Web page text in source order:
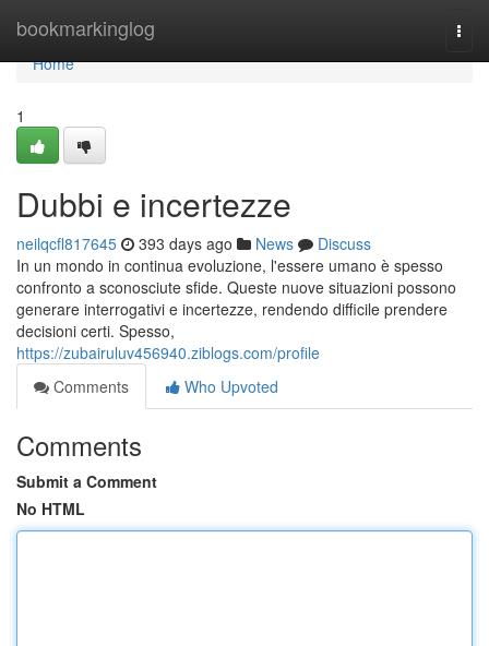
bookmarkinglog
Home
Home
1
Dubbi e incertezze
neilqcfl817645 393 days ago News
Discuss
In un mondo in continua evoluzione, l'essere umano è spesso
confronto a sconosciute sfide. Queste nuove situazioni possono
generare interrogativi e incertezze, rendendo difficile prendere
decisioni certi. Spesso,
https://zubairuluv456940.ziblogs.com/profile
Comments
Who Upvoted
Comments
Submit a Comment
No HTML